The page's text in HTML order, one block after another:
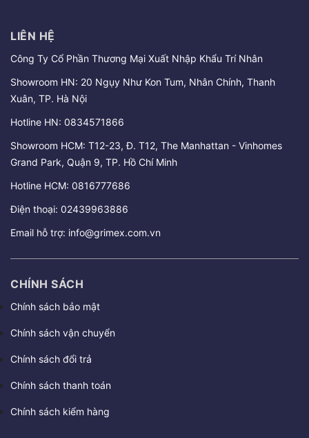
LIÊN HỆ
Công Ty Cổ Phần Thương Mại Xuất Nhập Khẩu Trí Nhân
Showroom HN: 20 Ngụy Như Kon Tum, Nhân Chính, Thanh
Xuân, TP. Hà Nội
Hotline HN: 0834571866
Showroom HCM: T12-23, Đ. T12, The Manhattan - Vinhomes
Grand Park, Quận 9, TP. Hồ Chí Minh
Hotline HCM: 0816777686
Điện thoại: 02439963886
Email hỗ trợ: info@grimex.com.vn
CHÍNH SÁCH
Chính sách bảo mật
Chính sách vận chuyển
Chính sách đổi trả
Chính sách thanh toán
Chính sách kiểm hàng